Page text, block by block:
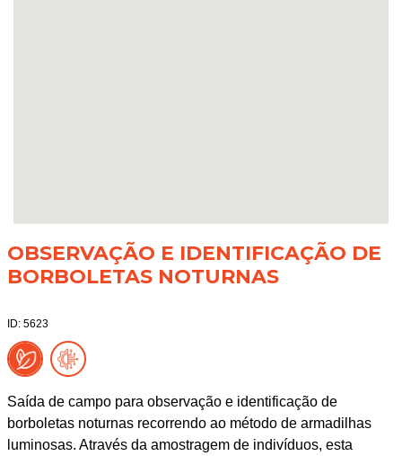
OBSERVAÇÃO E IDENTIFICAÇÃO DE
BORBOLETAS NOTURNAS
ID: 5623
Saída de campo para observação e identificação de
borboletas noturnas recorrendo ao método de armadilhas
luminosas. Através da amostragem de indivíduos, esta